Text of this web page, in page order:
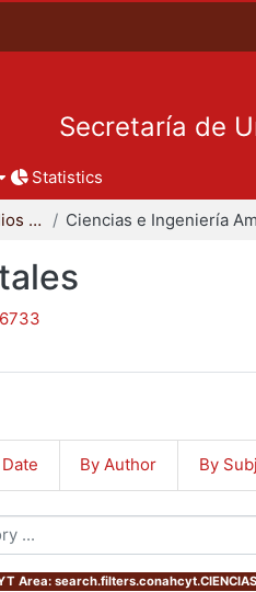
Secretaría de
Statistics
Coordinación de Estudios de Posgrado - CBI
By Author By
Area: search.filters.conahcyt.CIENCIAS